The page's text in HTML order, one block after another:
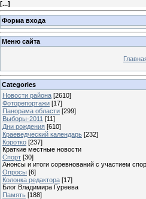
[...]
Форма входа
Меню сайта
Categories
Новости района [2610]
Фоторепортажи [17]
Панорама области [299]
Выборы-2011 [11]
Дни рождения [610]
Краеведческий календарь [232]
Коротко [237]
Краткие местные новости
Спорт [30]
Анонсы и итоги соревнований с участием
Опросы [6]
Колонка редактора [17]
Блог Владимира Гуреева
Память [188]